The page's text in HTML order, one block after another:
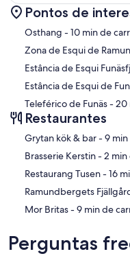
Pontos de
Osthang - 10 min de
Zona de Esqui de
Estância de Esqui
Estância de Esqui de
Teleférico de Funäs- 20
Restaurantes
‪Grytan kök
‪Brasserie
‪Mor Britas - ‬9 min de
Perguntas